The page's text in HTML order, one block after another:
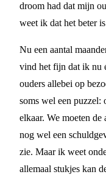
droom had dat mijn
weet ik dat het beter
Nu een aantal
vind het fijn dat ik nu
ouders allebei op
soms wel een
elkaar. We moeten
nog wel een
zie. Maar ik weet
allemaal stukjes kan